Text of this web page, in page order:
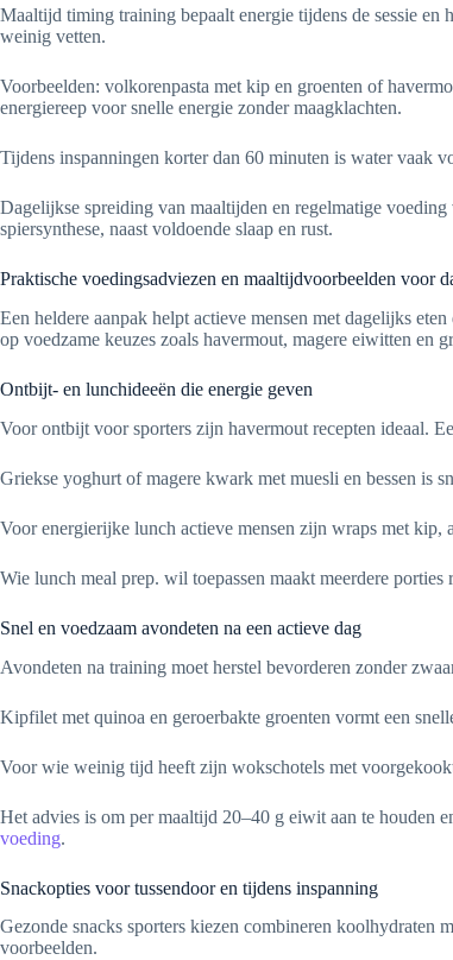
Maaltijd timing training bepaalt energie tijdens de sessie
weinig vetten.
Voorbeelden: volkorenpasta met kip en groenten of
energiereep voor snelle energie zonder maagklachten.
Tijdens inspanningen korter dan 60 minuten is water vaak
Dagelijkse spreiding van maaltijden en regelmatige
spiersynthese, naast voldoende slaap en rust.
Praktische voedingsadviezen en maaltijdvoorbeelden voor
Een heldere aanpak helpt actieve mensen met dagelijks
op voedzame keuzes zoals havermout, magere eiwitten en
Ontbijt- en lunchideeën die energie geven
Voor ontbijt voor sporters zijn havermout recepten ideaal.
Griekse yoghurt of magere kwark met muesli en bessen is
Voor energierijke lunch actieve mensen zijn wraps met kip,
Wie lunch meal prep. wil toepassen maakt meerdere
Snel en voedzaam avondeten na een actieve dag
Avondeten na training moet herstel bevorderen zonder
Kipfilet met quinoa en geroerbakte groenten vormt een
Voor wie weinig tijd heeft zijn wokschotels met
Het advies is om per maaltijd 20–40 g eiwit aan te houden
voeding.
Snackopties voor tussendoor en tijdens inspanning
Gezonde snacks sporters kiezen combineren
voorbeelden.